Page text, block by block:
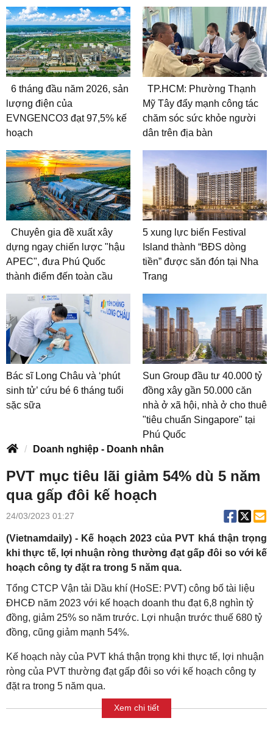
6 tháng đầu năm 2026, sản
lượng điện của
EVNGENCO3 đạt 97,5% kế
hoạch
TP.HCM: Phường Thạnh
Mỹ Tây đẩy mạnh công tác
chăm sóc sức khỏe người
dân trên địa bàn
Chuyên gia đề xuất xây
dựng ngay chiến lược "hậu
APEC", đưa Phú Quốc
thành điểm đến toàn cầu
5 xung lực biến Festival
Island thành “BĐS dòng
tiền” được săn đón tại Nha
Trang
Bác sĩ Long Châu và ‘phút
sinh tử’ cứu bé 6 tháng tuổi
sặc sữa
Sun Group đầu tư 40.000 tỷ
đồng xây gần 50.000 căn
nhà ở xã hội, nhà ở cho thuê
"tiêu chuẩn Singapore" tại
Phú Quốc
Doanh nghiệp - Doanh nhân
PVT mục tiêu lãi giảm 54% dù 5 năm
qua gấp đôi kế hoạch
24/03/2023 01:27
(Vietnamdaily) - Kế hoạch 2023 của PVT khá thận trọng
khi thực tế, lợi nhuận ròng thường đạt gấp đôi so với kế
hoạch công ty đặt ra trong 5 năm qua.
Tổng CTCP Vận tải Dầu khí (HoSE: PVT) công bố tài liệu
ĐHCĐ năm 2023 với kế hoạch doanh thu đạt 6,8 nghìn tỷ
đồng, giảm 25% so năm trước. Lợi nhuận trước thuế 680 tỷ
đồng, cũng giảm mạnh 54%.
Kế hoạch này của PVT khá thận trọng khi thực tế, lợi nhuận
ròng của PVT thường đạt gấp đôi so với kế hoạch công ty
đặt ra trong 5 năm qua.
Xem chi tiết